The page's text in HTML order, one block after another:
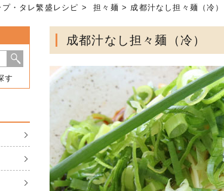
・タレ繁盛レシピ >担々麺 > 成都汁なし担々麺（冷）
成都汁なし担々麺（冷）
す